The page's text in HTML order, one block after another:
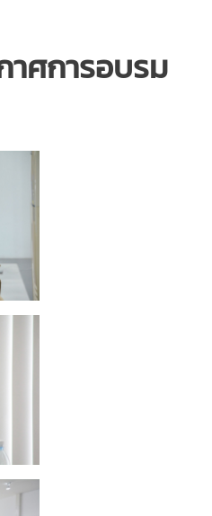
ศการอบรม